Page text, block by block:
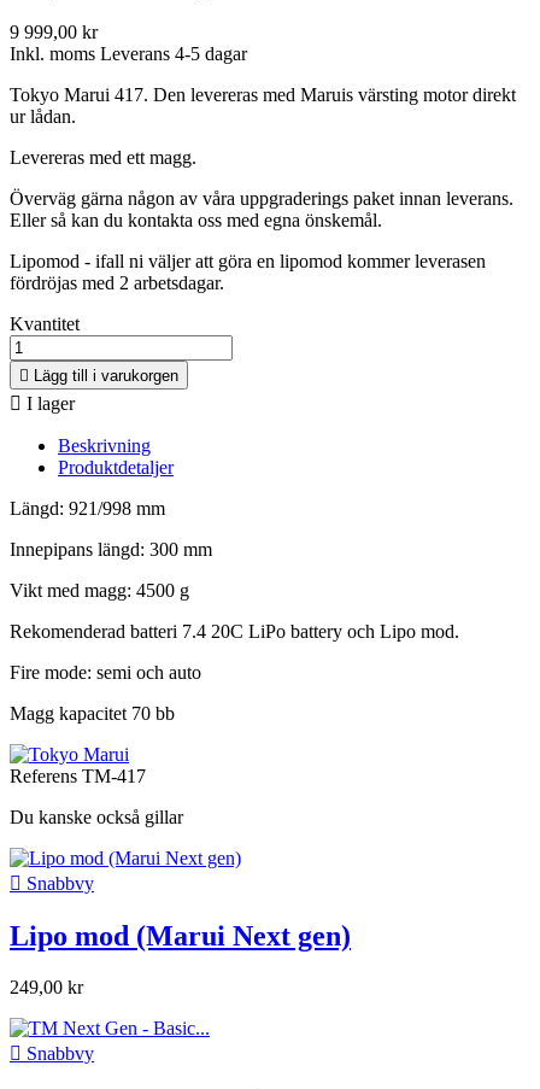
9 999,00 kr
Inkl. moms Leverans 4-5 dagar
Tokyo Marui 417. Den levereras med Maruis värsting motor direkt
ur lådan.
Levereras med ett magg.
Överväg gärna någon av våra uppgraderings paket innan leverans.
Eller så kan du kontakta oss med egna önskemål.
Lipomod - ifall ni väljer att göra en lipomod kommer leverasen
fördröjas med 2 arbetsdagar.
Kvantitet
 Lägg till i varukorgen
 I lager
Beskrivning
Produktdetaljer
Längd: 921/998 mm
Innepipans längd: 300 mm
Vikt med magg: 4500 g
Rekomenderad batteri 7.4 20C LiPo battery och Lipo mod.
Fire mode: semi och auto
Magg kapacitet 70 bb
Referens TM-417
Du kanske också gillar
 Snabbvy
Lipo mod (Marui Next gen)
249,00 kr
 Snabbvy